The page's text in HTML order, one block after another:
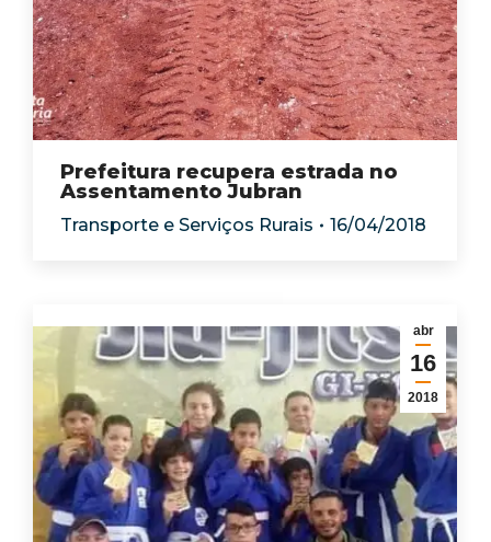
Prefeitura recupera estrada no
Assentamento Jubran
Transporte e Serviços Rurais 16/04/2018
abr
16
2018